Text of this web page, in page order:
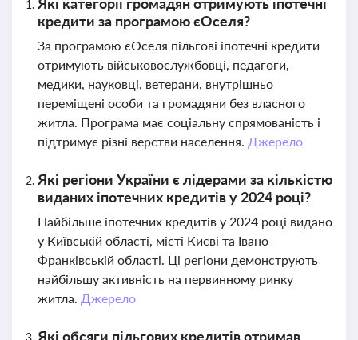
кредити за програмою єОселя?
За програмою єОселя пільгові іпотечні кредити
отримують військовослужбовці, педагоги,
медики, науковці, ветерани, внутрішньо
переміщені особи та громадяни без власного
житла. Програма має соціальну спрямованість і
підтримує різні верстви населення. Джерело
Які регіони України є лідерами за кількістю
виданих іпотечних кредитів у 2024 році?
Найбільше іпотечних кредитів у 2024 році видано
у Київській області, місті Києві та Івано-
Франківській області. Ці регіони демонструють
найбільшу активність на первинному ринку
житла. Джерело
Які обсяги пільгових кредитів отримав